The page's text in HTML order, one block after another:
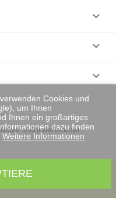
Cookies und
um Ihnen
Ihnen ein großartiges
dazu finden
Weitere Informationen



Mehrwertsteuer